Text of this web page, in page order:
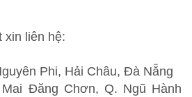
xin liên hệ:
Phi, Hải Châu, Đà Nẵng
Đăng Chơn, Q. Ngũ Hành